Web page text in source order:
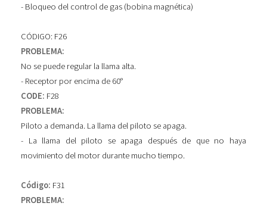
- Bloqueo del control de gas (bobina magnética)
CÓDIGO: F26
PROBLEMA:
No se puede regular la llama alta.
- Receptor por encima de 60°
CODE: F28
PROBLEMA:
Piloto a demanda. La llama del piloto se apaga.
- La llama del piloto se apaga después de que no haya
movimiento del motor durante mucho tiempo.
Código: F31
PROBLEMA: